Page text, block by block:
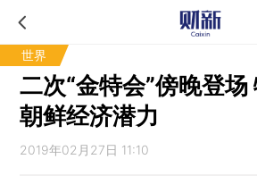
世界
二次“金特会”傍晚登场
朝鲜经济潜力
2019年02月27日 11:10